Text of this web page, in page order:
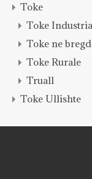
Toke
Toke
Toke ne
Toke Rurale
Truall
Toke Ullishte